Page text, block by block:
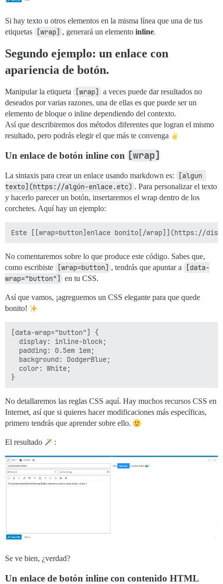
Si hay texto u otros elementos en la misma línea que una de tus
etiquetas
[wrap] , generará un elemento inline.
Segundo ejemplo: un enlace con
apariencia de botón.
Manipular la etiqueta [wrap]
a veces puede dar resultados no
deseados por varias razones, una de ellas es que puede ser un
elemento de bloque o inline dependiendo del contexto.
Así que describiremos dos métodos diferentes que logran el mismo
resultado, pero podrás elegir el que más te convenga
Un enlace de botón inline con [wrap]
La sintaxis para crear un enlace usando markdown es:
[algun
texto](https://algún-enlace.etc) . Para personalizar el texto
y hacerlo parecer un botón, insertaremos el wrap dentro de los
corchetes. Aquí hay un ejemplo:
No comentaremos sobre lo que produce este código. Sabes que,
como escribiste
[wrap=button] , tendrás que apuntar a
[data-
wrap="button"]
en tu CSS.
Así que vamos, ¡agreguemos un CSS elegante para que quede
bonito!
[data-wrap="button"] {
  display: inline-block;
  padding: 0.5em 1em;
  background: DodgerBlue;
  color: White;
No detallaremos las reglas CSS aquí. Hay muchos recursos CSS en
Internet, así que si quieres hacer modificaciones más específicas,
primero tendrás que aprender sobre ello.
El resultado :
Se ve bien, ¿verdad?
Un enlace de botón inline con contenido HTML